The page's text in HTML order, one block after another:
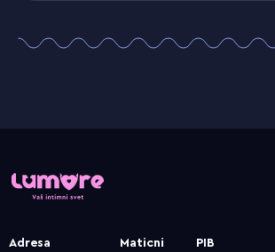
Adresa
Maticni
PIB